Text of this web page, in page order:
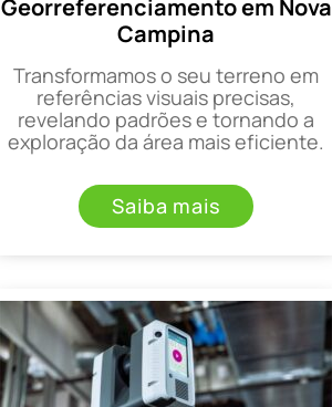
Georreferenciamento em Nova
Campina
Transformamos o seu terreno em
referências visuais precisas,
revelando padrões e tornando a
exploração da área mais eficiente.
Saiba mais